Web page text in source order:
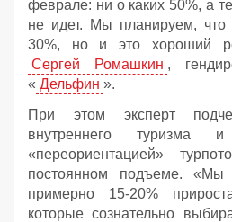
феврале: ни о каких 50%, а
не идет. Мы планируем, что
30%, но и это хороший
Сергей Ромашкин ,
« Дельфин ».
При этом эксперт
внутреннего
«переориентацией»
постоянном подъеме. «Мы
примерно 15-20%
которые сознательно